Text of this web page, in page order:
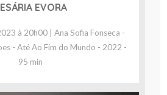
EVORA
à 20h00 | Ana Sofia Fonseca -
- Até Ao Fim do Mundo - 2022 -
95 min